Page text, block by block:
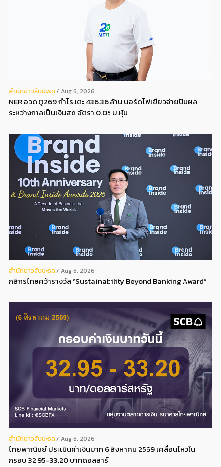
สํานักข่าวสับปะรด Aug 6, 2026
NER อวด Q269 กำไรแตะ 436.36 ล้าน บอร์ดไฟเขียวจ่ายปันผล
ระหว่างกาลเป็นเงินสด อัตรา 0.05 บ.หุ้น
สํานักข่าวสับปะรด Aug 6, 2026
กสิกรไทยคว้ารางวัล “Sustainability Beyond Banking Award”
สํานักข่าวสับปะรด Aug 6, 2026
ไทยพาณิชย์ ประเมินค่าเงินบาท 6 สิงหาคม 2569 เคลื่อนไหวใน
กรอบ 32.95-33.20 บาทดอลลาร์